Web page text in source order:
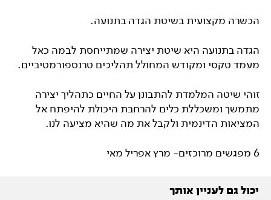
הכשרה מקצועית בשיטת הגדה בתנועה.
הגדה בתנועה היא שיטת יצירה שמתייחסת לבמה כאל
מעמד טקסי ומקודש המחולל תהליכים טרנספורמטיביים.
זוהי שיטה המלמדת להתבונן על החיים כתהליך יצירה
מתמשך ומשכללת כלים להרחבת היכולת להיפתח אל
המציאות הדינמית ולקבל את מה שהיא מציעה לנו.
6 מפגשים מרוכזים- מרץ אפריל מאי
יכול גם לעניין אותך